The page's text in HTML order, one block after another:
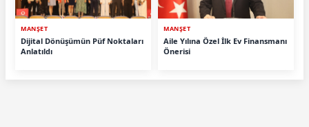
MANŞET
Dijital Dönüşümün Püf Noktaları
Anlatıldı
MANŞET
Aile Yılına Özel İlk Ev Finansmanı
Önerisi